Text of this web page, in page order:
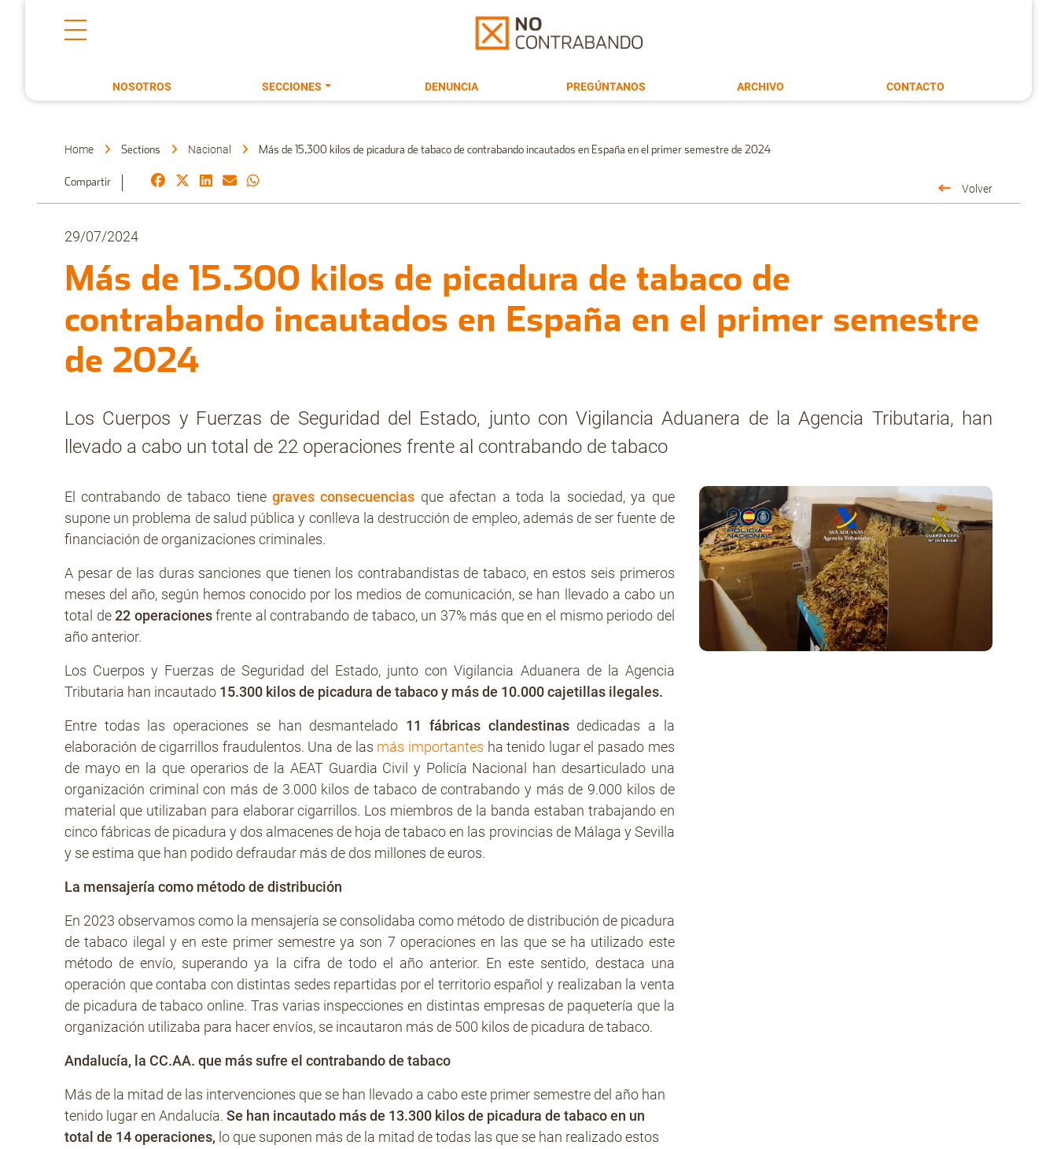
NOSOTROS SECCIONES DENUNCIA PREGÚNTANOS ARCHIVO CONTACTO
Home Sections Nacional Más de 15.300 kilos de picadura de tabaco de contrabando incautados en España en el primer semestre de 2024
Compartir Volver
29/07/2024
Más de 15.300 kilos de picadura de tabaco de
contrabando incautados en España en el primer semestre
de 2024
Los Cuerpos y Fuerzas de Seguridad del Estado, junto con Vigilancia Aduanera de la Agencia Tributaria, han
llevado a cabo un total de 22 operaciones frente al contrabando de tabaco
El contrabando de tabaco tienegraves consecuencias que afectan a toda la sociedad, ya que
supone un problema de salud pública y conlleva la destrucción de empleo, además de ser fuente de
financiación de organizaciones criminales.
A pesar de las duras sanciones que tienen los contrabandistas de tabaco, en estos seis primeros
meses del año, según hemos conocido por los medios de comunicación, se han llevado a cabo un
total de22 operacionesfrente al contrabando de tabaco, un 37% más que en el mismo periodo del
año anterior.
Los Cuerpos y Fuerzas de Seguridad del Estado, junto con Vigilancia Aduanera de la Agencia
Tributaria han incautado 15.300 kilos de picadura de tabaco y más de 10.000 cajetillas ilegales.
Entre todas las operaciones se han desmantelado 11 fábricas clandestinasdedicadas a la
elaboración de cigarrillos fraudulentos. Una de las más importantes ha tenido lugar el pasado mes
de mayo en la que operarios de la AEAT Guardia Civil y Policía Nacional han desarticulado una
organización criminal con más de 3.000 kilos de tabaco de contrabando y más de 9.000 kilos de
material que utilizaban para elaborar cigarrillos. Los miembros de la banda estaban trabajando en
cinco fábricas de picadura y dos almacenes de hoja de tabaco en las provincias de Málaga y Sevilla
y se estima que han podido defraudar más de dos millones de euros.
La mensajería como método de distribución
En 2023 observamos como la mensajería se consolidaba como método de distribución de picadura
de tabaco ilegal y en este primer semestre ya son 7 operaciones en las que se ha utilizado este
método de envío, superando ya la cifra de todo el año anterior. En este sentido, destaca una
operación que contaba con distintas sedes repartidas por el territorio español y realizaban la venta
de picadura de tabaco online. Tras varias inspecciones en distintas empresas de paquetería que la
organización utilizaba para hacer envíos, se incautaron más de 500 kilos de picadura de tabaco.
Andalucía, la CC.AA. que más sufre el contrabando de tabaco
Más de la mitad de las intervenciones que se han llevado a cabo este primer semestre del año han
tenido lugar en Andalucía. Se han incautado más de 13.300 kilos de picadura de tabaco en un
total de 14 operaciones, lo que suponen más de la mitad de todas las que se han realizado estos